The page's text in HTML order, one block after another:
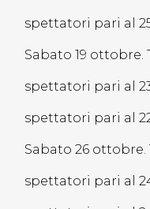
spettatori pari al
Sabato 19 ottobre.
spettatori pari al
spettatori pari al
Sabato 26 ottobre.
spettatori pari al